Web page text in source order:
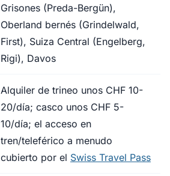
Grisones (Preda-Bergün),
Oberland bernés (Grindelwald,
First), Suiza Central (Engelberg,
Rigi), Davos
Alquiler de trineo unos CHF 10-
20/día; casco unos CHF 5-
10/día; el acceso en
tren/teleférico a menudo
cubierto por el Swiss Travel Pass